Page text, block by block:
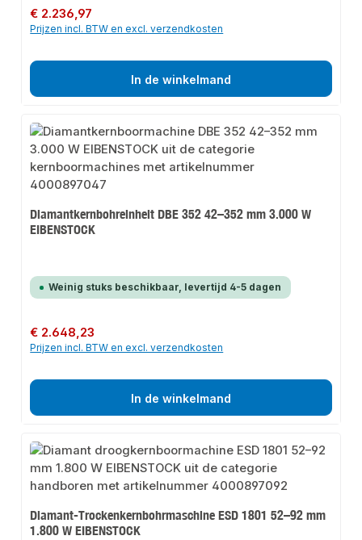
Normale prijs:
€ 2.236,97
Prijzen incl. BTW en excl. verzendkosten
In de winkelmand
Diamantkernbohreinheit DBE 352 42–352 mm 3.000 W
EIBENSTOCK
Weinig stuks beschikbaar, levertijd 4-5 dagen
Normale prijs:
€ 2.648,23
Prijzen incl. BTW en excl. verzendkosten
In de winkelmand
Diamant-Trockenkernbohrmaschine ESD 1801 52–92 mm
1.800 W EIBENSTOCK